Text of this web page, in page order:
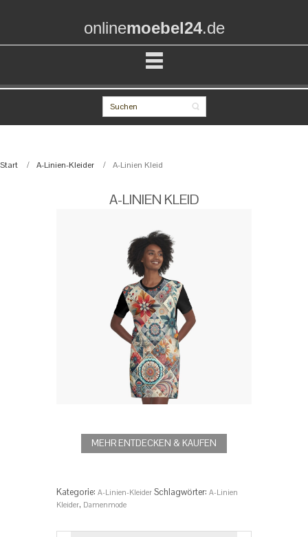
onlinemoebel24.de
Start A-Linien-Kleider A-Linien Kleid
A-LINIEN KLEID
MEHR ENTDECKEN & KAUFEN
Kategorie: A-Linien-Kleider Schlagwörter: A-Linien
Kleider, Damenmode